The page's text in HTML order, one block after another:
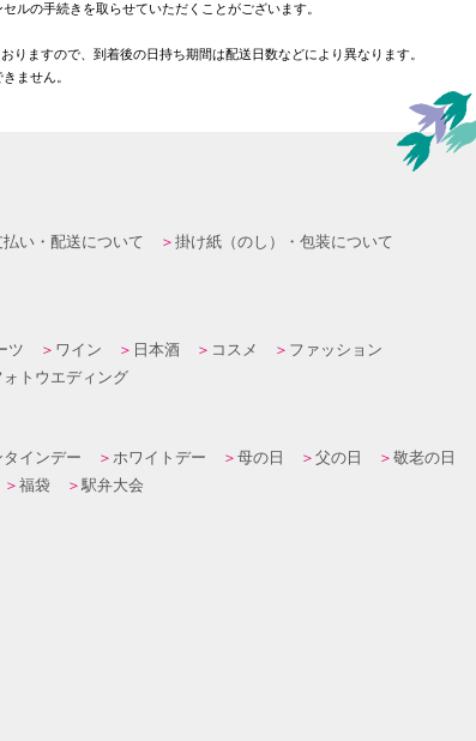
ルの手続きを取らせていただくことがございます。
ますので、到着後の日持ち期間は配送日数などにより異なります。
ません。
払い・配送について
掛け紙（のし）・包装について
ツ ワイン 日本酒 コスメ
ファッション
トウエディング
インデー ホワイトデー 母の日 父の日
敬老の日
福袋 駅弁大会